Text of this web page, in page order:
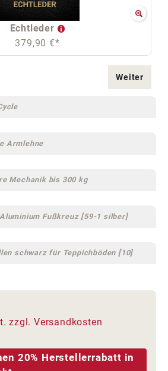
Echtleder
379,90 €*
Weiter
Armlehne
Mechanik bis 300 kg
Fußkreuz [59-1 silber]
schwarz für Teppichböden [10]
zzgl. Versandkosten
20% Herstellerrabatt in